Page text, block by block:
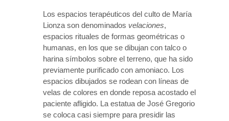
Los espacios terapéuticos del culto de María
Lionza son denominados velaciones,
espacios rituales de formas geométricas o
humanas, en los que se dibujan con talco o
harina símbolos sobre el terreno, que ha sido
previamente purificado con amoniaco. Los
espacios dibujados se rodean con líneas de
velas de colores en donde reposa acostado el
paciente afligido. La estatua de José Gregorio
se coloca casi siempre para presidir las